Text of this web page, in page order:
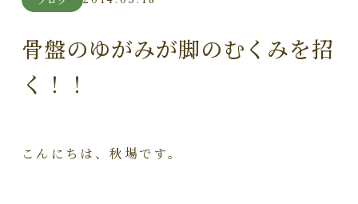
骨盤のゆがみが脚のむくみを招
く！！
こんにちは、秋場です。